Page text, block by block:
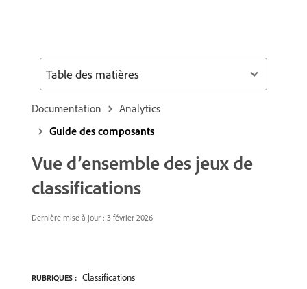
Documentation
Analytics
Guide des composants
Vue d’ensemble des jeux de
classifications
Dernière mise à jour : 3 février 2026
RUBRIQUES : Classifications
Table des matières